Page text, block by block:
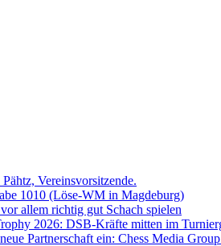
Vereinsvorsitzende.
1010 (Löse-WM in Magdeburg)
allem richtig gut Schach spielen
2026: DSB-Kräfte mitten im
Partnerschaft ein: Chess Media